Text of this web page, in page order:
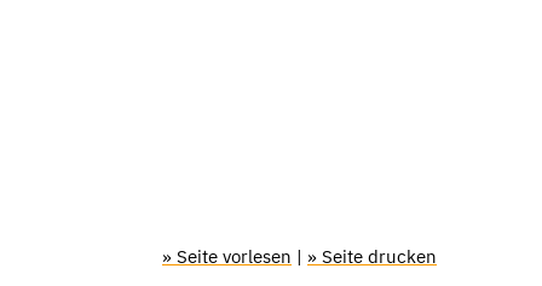
» Seite vorlesen | » Seite drucken